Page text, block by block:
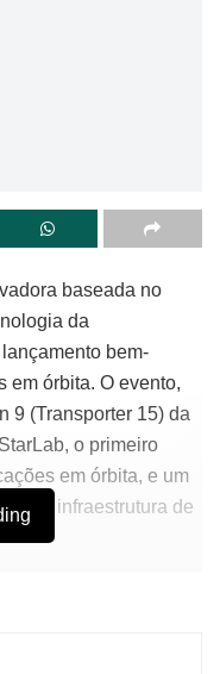
baseada no
da
bem-
em órbita. O evento,
9 (Transporter 15) da
o primeiro
em órbita, e um
uma infraestrutura de